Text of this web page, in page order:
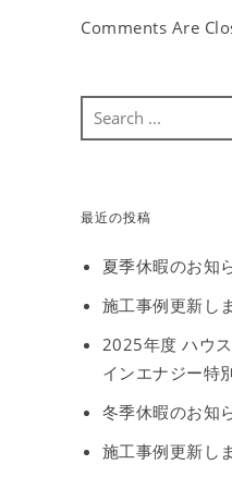
Comments Are
最近の投稿
夏季休暇のお知
施工事例更新し
2025年度 ハウ
インエナジー特
冬季休暇のお知
施工事例更新し